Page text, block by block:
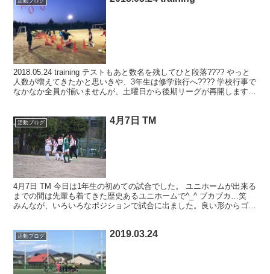
2018.05.24 training テストもあと数名を残してひと段落???? やっと
人数が増えてきたかと思いきや、3年生は修学旅行へ???? 学校行事で
なかなか全員が揃いませんが、土曜日から後期リーグが再開します❗️
活動ブログ 4月7日 TM
4月7日 TM 今日は1年生の初めての試合でした。 ユニホームが出来る
までの間は先輩も着てきた歴史あるユニホームで^_^ ブカブカ…笑
みんなが、いろいろなポジションで試合に出ました。良い形からゴー
活動ブログ 2019.03.24